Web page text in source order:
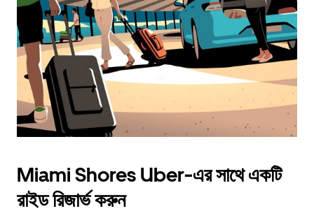
Miami Shores Uber-এর সাথে একটি
রাইড রিজার্ভ করুন